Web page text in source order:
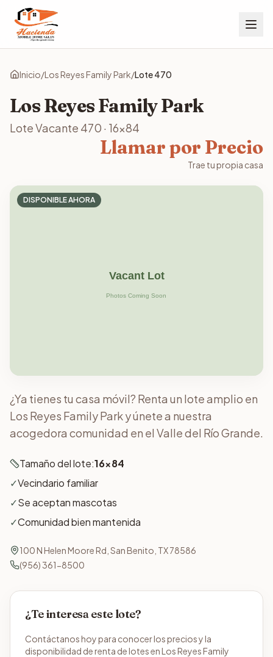
Inicio/Los Reyes Family Park/Lote470
Los Reyes Family Park
Lote Vacante 470 · 16x84
Llamar por Precio
Trae tu propia casa
DISPONIBLE AHORA
¿Ya tienes tu casa móvil? Renta un lote amplio en
Los Reyes Family Park y únete a nuestra
acogedora comunidad en el Valle del Río Grande.
Tamaño del lote:16x84
✓Vecindario familiar
✓Se aceptan mascotas
✓Comunidad bien mantenida
100 N Helen Moore Rd, San Benito, TX 78586
(956) 361-8500
¿Te interesa este lote?
Contáctanos hoy para conocer los precios y la
disponibilidad de renta de lotes en Los Reyes Family